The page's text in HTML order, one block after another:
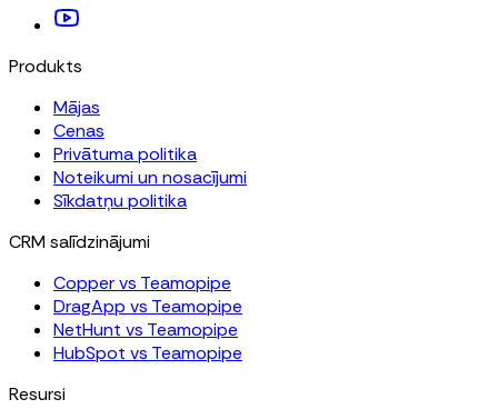
Produkts
Mājas
Cenas
Privātuma politika
Noteikumi un nosacījumi
Sīkdatņu politika
CRM salīdzinājumi
Copper vs Teamopipe
DragApp vs Teamopipe
NetHunt vs Teamopipe
HubSpot vs Teamopipe
Resursi